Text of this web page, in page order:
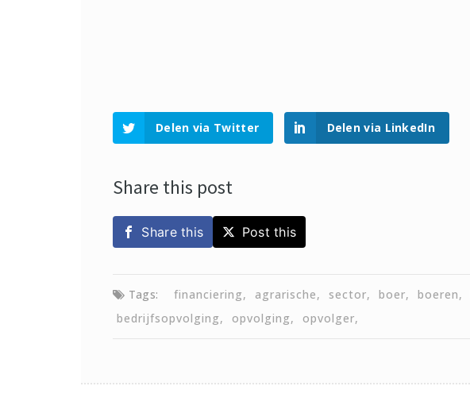
Delen via Twitter Delen via LinkedIn
Share this post
Share this Post this
Tags: financiering agrarische sector boer boeren
bedrijfsopvolging
opvolging opvolger